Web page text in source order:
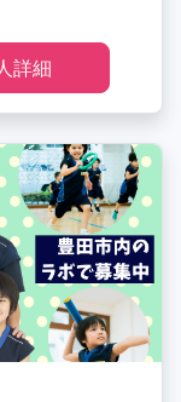
詳細